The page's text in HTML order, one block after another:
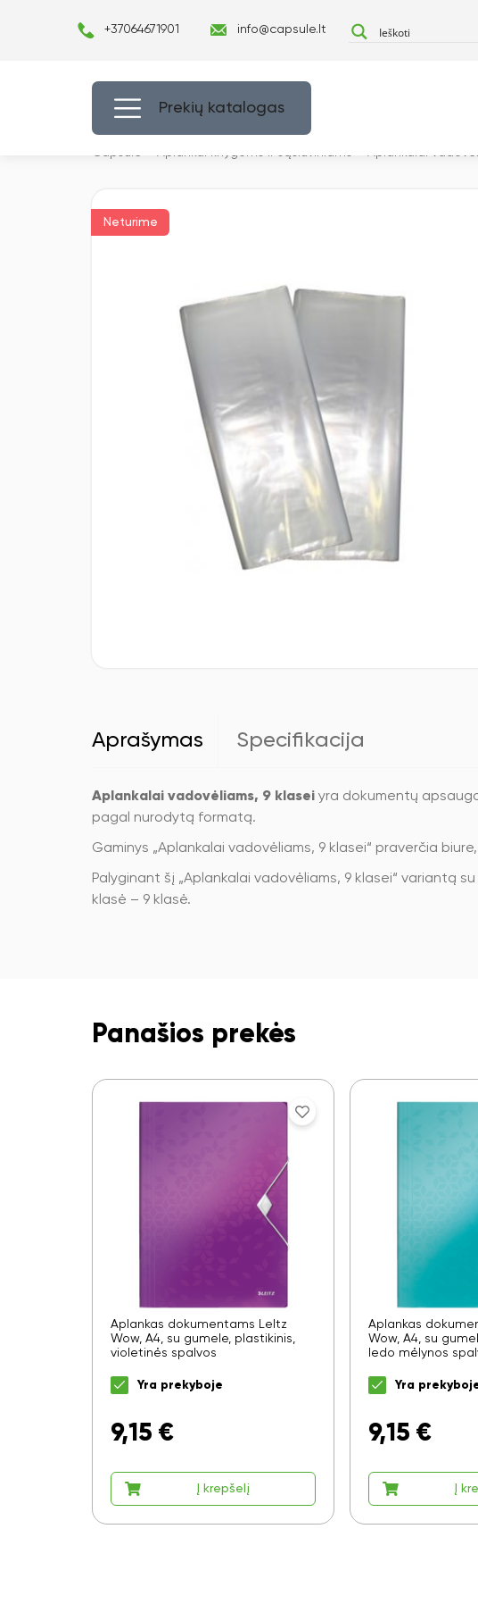
+37064671901 info@capsule.lt
Prekių katalogas
Capsulė Aplankai knygoms ir sąsiuviniams Aplankalai
Neturime
Aprašymas Specifikacija
Aplankalai vadovėliams, 9 klasei yra dokumentų
pagal nurodytą formatą.
Gaminys „Aplankalai vadovėliams, 9 klasei“ praverčia
Palyginant šį „Aplankalai vadovėliams, 9 klasei“
klasė – 9 klasė.
Panašios prekės
Aplankas dokumentams LeItz
Wow, A4, su gumele, plastikinis,
violetinės spalvos
Yra prekyboje
9,15 €
Į krepšelį
Aplankas
Wow, A4, su
ledo mėlynos
Yra
9,15 €
Į